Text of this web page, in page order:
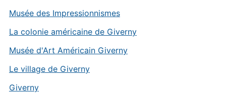
Musée des Impressionnismes
La colonie américaine de Giverny
Musée d'Art Américain Giverny
Le village de Giverny
Giverny